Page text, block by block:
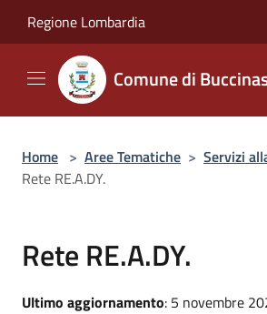
Regione Lombardia
Comune di
Home > Aree Tematiche > Servizi
Rete RE.A.DY.
Rete RE.A.DY.
Ultimo aggiornamento: 5 novembre